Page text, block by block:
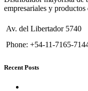
empresariales y
Av. del Libertador 5740
Phone: +54-11-7165-
Recent Posts